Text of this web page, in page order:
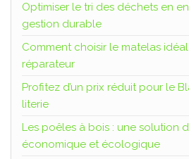
Optimiser le tri des déchets en
gestion durable
Comment choisir le matelas
réparateur
Profitez d’un prix réduit pour le
literie
Les poêles à bois : une solution
économique et écologique